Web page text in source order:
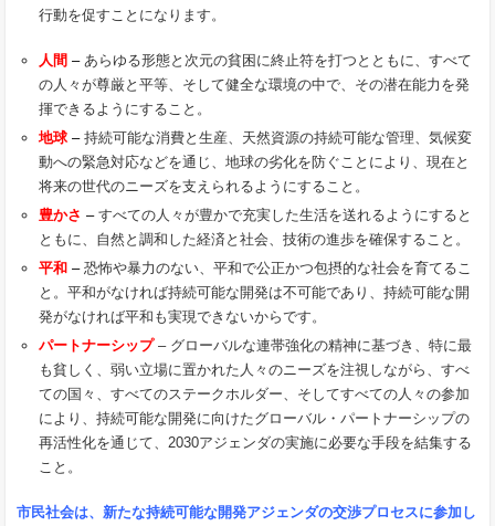
行動を促すことになります。
人間 – あらゆる形態と次元の貧困に終止符を打つとともに、すべて
の人々が尊厳と平等、そして健全な環境の中で、その潜在能力を発
揮できるようにすること。
地球 – 持続可能な消費と生産、天然資源の持続可能な管理、気候変
動への緊急対応などを通じ、地球の劣化を防ぐことにより、現在と
将来の世代のニーズを支えられるようにすること。
豊かさ –すべての人々が豊かで充実した生活を送れるようにすると
ともに、自然と調和した経済と社会、技術の進歩を確保すること。
平和 –恐怖や暴力のない、平和で公正かつ包摂的な社会を育てるこ
と。平和がなければ持続可能な開発は不可能であり、持続可能な開
発がなければ平和も実現できないからです。
パートナーシップ – グローバルな連帯強化の精神に基づき、特に最
も貧しく、弱い立場に置かれた人々のニーズを注視しながら、すべ
ての国々、すべてのステークホルダー、そしてすべての人々の参加
により、持続可能な開発に向けたグローバル・パートナーシップの
再活性化を通じて、2030アジェンダの実施に必要な手段を結集する
こと。
市民社会は、新たな持続可能な開発アジェンダの交渉プロセスに参加し